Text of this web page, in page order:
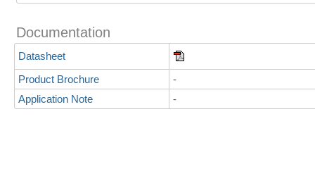
Documentation
Datasheet
Product Brochure
-
Application Note
-